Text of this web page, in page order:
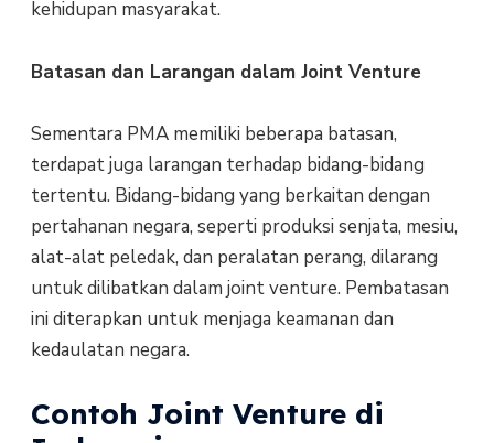
kehidupan masyarakat.
Batasan dan Larangan dalam Joint Venture
Sementara PMA memiliki beberapa batasan,
terdapat juga larangan terhadap bidang-bidang
tertentu. Bidang-bidang yang berkaitan dengan
pertahanan negara, seperti produksi senjata, mesiu,
alat-alat peledak, dan peralatan perang, dilarang
untuk dilibatkan dalam joint venture. Pembatasan
ini diterapkan untuk menjaga keamanan dan
kedaulatan negara.
Contoh Joint Venture di